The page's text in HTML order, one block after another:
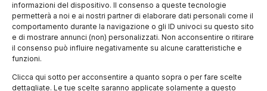
informazioni del dispositivo. Il consenso a queste tecnologie
permetterà a noi e ai nostri partner di elaborare dati personali come il
comportamento durante la navigazione o gli ID univoci su questo sito
e di mostrare annunci (non) personalizzati. Non acconsentire o ritirare
il consenso può influire negativamente su alcune caratteristiche e
funzioni.
Clicca qui sotto per acconsentire a quanto sopra o per fare scelte
dettagliate. Le tue scelte saranno applicate solamente a questo
Registi, sceneggiatori e attori incontrano il
pubblico e la stampa in conversazioni dedicate
al cinema contemporaneo, ai nuovi linguaggi
cinematografica.